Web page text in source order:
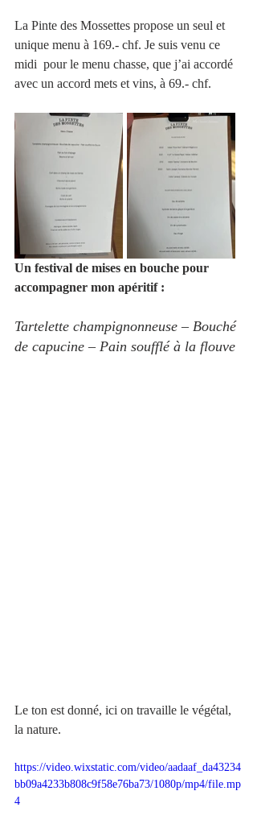
La Pinte des Mossettes propose un seul et
unique menu à 169.- chf. Je suis venu ce
midi  pour le menu chasse, que j’ai accordé
avec un accord mets et vins, à 69.- chf.
Un festival de mises en bouche pour
accompagner mon apéritif :
Tartelette champignonneuse – Bouché
de capucine – Pain soufflé à la flouve
Le ton est donné, ici on travaille le végétal,
la nature.
https://video.wixstatic.com/video/aadaaf_da43234
bb09a4233b808c9f58e76ba73/1080p/mp4/file.mp
4